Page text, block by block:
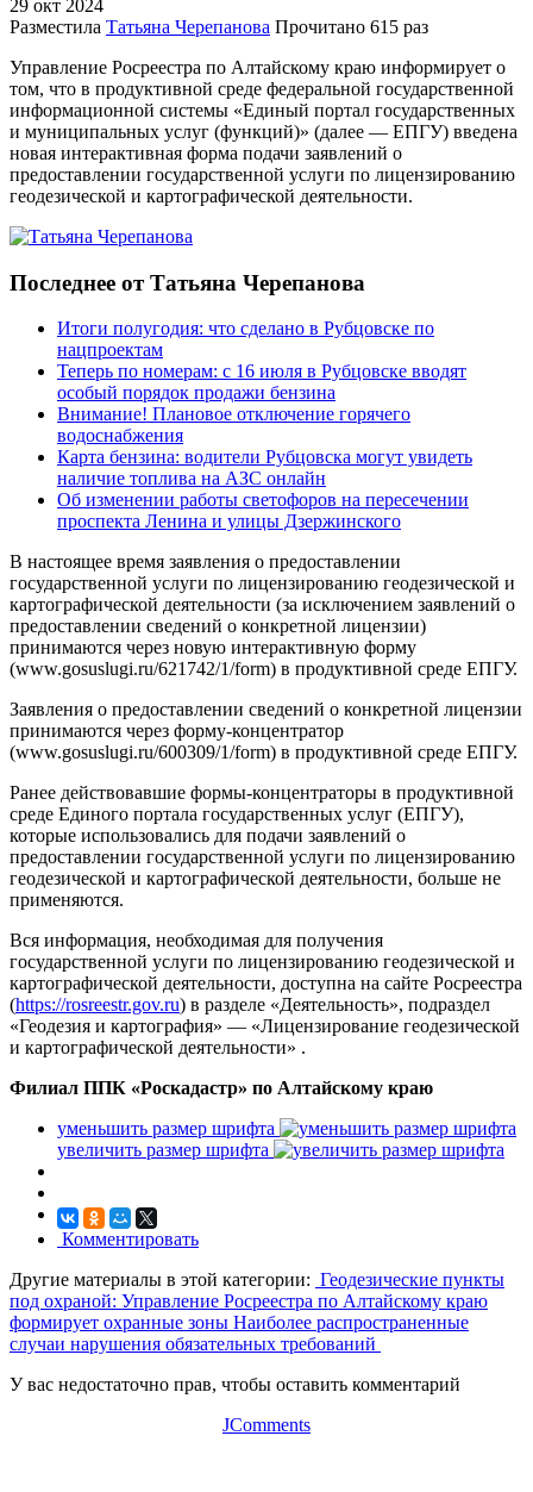
29 окт 2024
Разместила Татьяна Черепанова Прочитано 615 раз
Управление Росреестра по Алтайскому краю информирует о
том, что в продуктивной среде федеральной государственной
информационной системы «Единый портал государственных
и муниципальных услуг (функций)» (далее — ЕПГУ) введена
новая интерактивная форма подачи заявлений о
предоставлении государственной услуги по лицензированию
геодезической и картографической деятельности.
Последнее от Татьяна Черепанова
Итоги полугодия: что сделано в Рубцовске по
нацпроектам
Теперь по номерам: с 16 июля в Рубцовске вводят
особый порядок продажи бензина
Внимание! Плановое отключение горячего
водоснабжения
Карта бензина: водители Рубцовска могут увидеть
наличие топлива на АЗС онлайн
Об изменении работы светофоров на пересечении
проспекта Ленина и улицы Дзержинского
В настоящее время заявления о предоставлении
государственной услуги по лицензированию геодезической и
картографической деятельности (за исключением заявлений о
предоставлении сведений о конкретной лицензии)
принимаются через новую интерактивную форму
(www.gosuslugi.ru/621742/1/form) в продуктивной среде ЕПГУ.
Заявления о предоставлении сведений о конкретной лицензии
принимаются через форму-концентратор
(www.gosuslugi.ru/600309/1/form) в продуктивной среде ЕПГУ.
Ранее действовавшие формы-концентраторы в продуктивной
среде Единого портала государственных услуг (ЕПГУ),
которые использовались для подачи заявлений о
предоставлении государственной услуги по лицензированию
геодезической и картографической деятельности, больше не
применяются.
Вся информация, необходимая для получения
государственной услуги по лицензированию геодезической и
картографической деятельности, доступна на сайте Росреестра
(https://rosreestr.gov.ru) в разделе «Деятельность», подраздел
«Геодезия и картография» — «Лицензирование геодезической
и картографической деятельности» .
Филиал ППК «Роскадастр» по Алтайскому краю
уменьшить размер шрифта
увеличить размер шрифта
Комментировать
Другие материалы в этой категории: Геодезические пункты
под охраной: Управление Росреестра по Алтайскому краю
формирует охранные зоны Наиболее распространенные
случаи нарушения обязательных требований
У вас недостаточно прав, чтобы оставить комментарий
JComments